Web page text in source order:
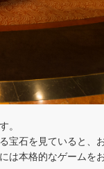
。
宝石を見ていると、
は本格的なゲームを